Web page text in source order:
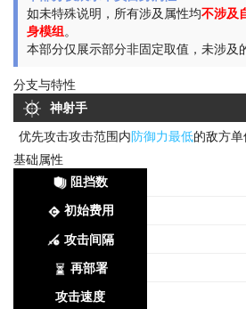
如未特殊说明，所有涉及属性均不涉及
身模组 。
本部分仅展示部分非固定取值，未涉及
分支与特性
神射手
优先攻击攻击范围内防御力最低的敌方单
基础属性
阻挡数
初始费用
攻击间隔
再部署
攻击速度